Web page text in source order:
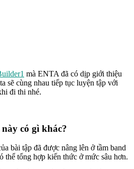
mà ENTA đã có dịp giới thiệu
sẽ cùng nhau tiếp tục luyện tập với
đi thi nhé.
có gì khác?
bài tập đã được nâng lên ở tầm band
thể tổng hợp kiến thức ở mức sâu hơn.